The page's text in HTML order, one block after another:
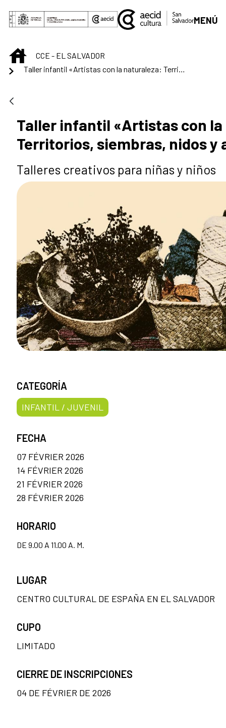
Saut au contenu principal
MENÚ
INICIOCCE - EL SALVADOR
Taller infantil «Artistas con
Territorios, siembras, nidos y
Talleres creativos para niñas y niños
CATEGORÍA
INFANTIL / JUVENIL
FECHA
07 FÉVRIER 2026
14 FÉVRIER 2026
21 FÉVRIER 2026
28 FÉVRIER 2026
HORARIO
DE 9.00 A 11.00 A. M.
LUGAR
CENTRO CULTURAL DE ESPAÑA EN EL SALVADOR
CUPO
LIMITADO
CIERRE DE INSCRIPCIONES
04 DE FÉVRIER DE 2026